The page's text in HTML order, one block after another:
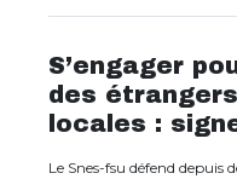
S’engager
des
locales :
Le Snes-fsu défend depuis